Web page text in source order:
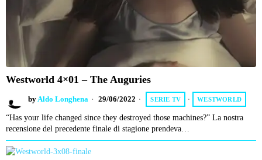
Westworld 4×01 – The Auguries
by Aldo Longhena 29/06/2022 SERIE TV · WESTWORLD
“Has your life changed since they destroyed those machines?” La nostra
recensione del precedente finale di stagione prendeva…